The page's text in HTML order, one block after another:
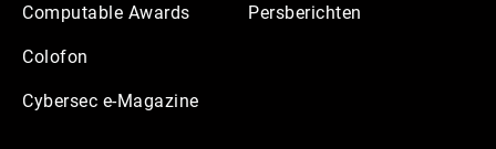
Computable Awards
Colofon
Cybersec e-Magazine
Persberichten